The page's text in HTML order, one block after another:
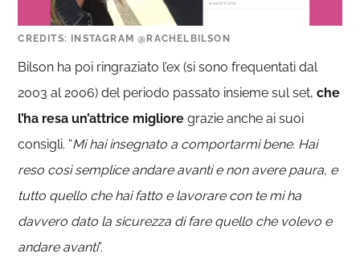
CREDITS: INSTAGRAM @RACHELBILSON
Bilson ha poi ringraziato l’ex (si sono frequentati dal
2003 al 2006) del periodo passato insieme sul set,che
l’ha resa un’attrice migliore grazie anche ai suoi
consigli. “Mi hai insegnato a comportarmi bene. Hai
reso così semplice andare avanti e non avere paura, e
tutto quello che hai fatto e lavorare con te mi ha
davvero dato la sicurezza di fare quello che volevo e
andare avanti“.